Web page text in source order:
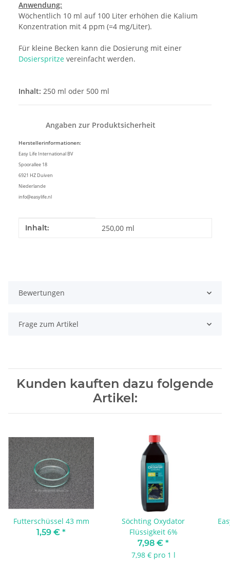
Anwendung:
Wöchentlich 10 ml auf 100 Liter erhöhen die Kalium
Konzentration mit 4 ppm (=4 mg/Liter).
Für kleine Becken kann die Dosierung mit einer
Dosierspritze vereinfacht werden.
Inhalt: 250 ml oder 500 ml
Angaben zur Produktsicherheit
Herstellerinformationen:
Easy Life International BV
Spoorallee 18
6921 HZ Duiven
Niederlande
info@easylife.nl
Produkteigenschaft
Wert
Inhalt: 250,00 ml
Bewertungen
Frage zum Artikel
Kunden kauften dazu folgende
Artikel:
Futterschüssel 43 mm
1,59 € *
Söchting Oxydator
Flüssigkeit 6%
7,98 € *
7,98 € pro 1 l